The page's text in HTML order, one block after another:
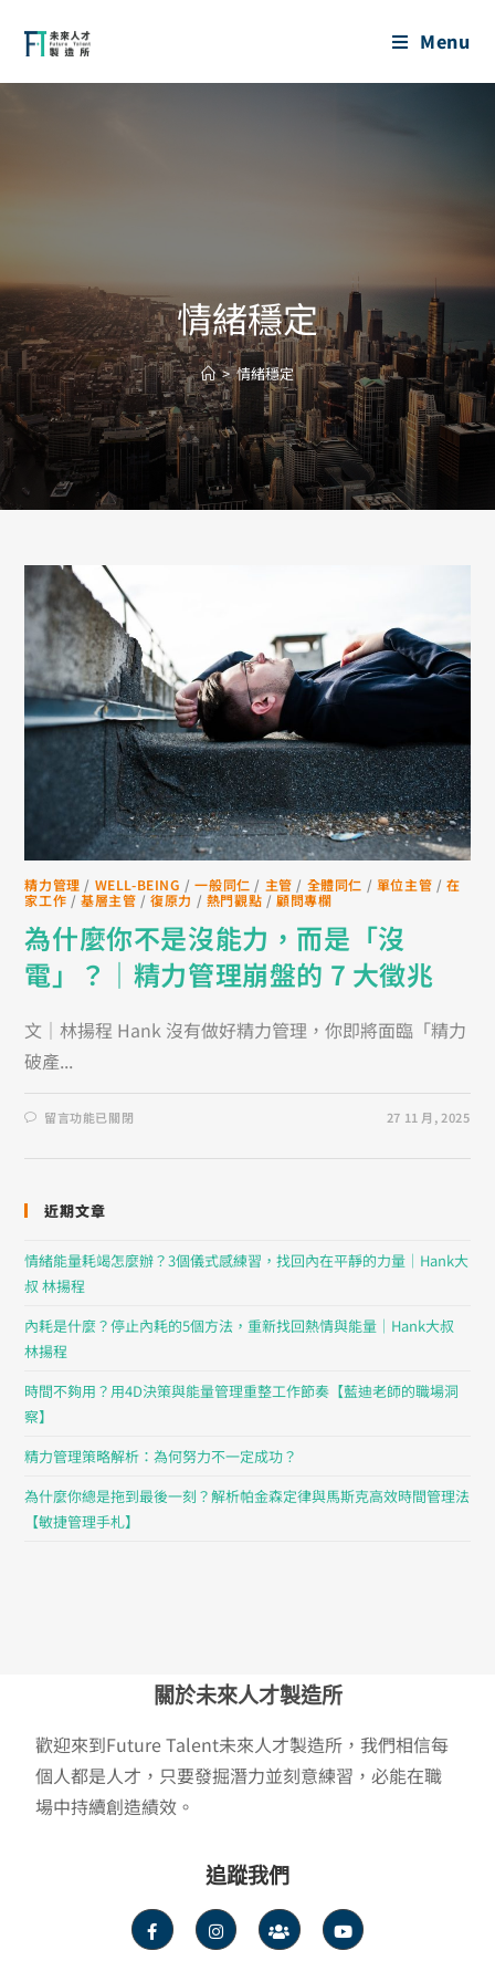
Menu
情緒穩定
> 情緒穩定
精力管理 / WELL-BEING /一般同仁 / 主管 / 全體同仁 / 單位主管 /在
家工作 /基層主管 /復原力 / 熱門觀點 /顧問專欄
為什麼你不是沒能力，而是「沒
電」？｜精力管理崩盤的 7 大徵兆
文｜林揚程 Hank 沒有做好精力管理，你即將面臨「精力
破產...
留言功能已關閉 27 11 月, 2025
近期文章
情緒能量耗竭怎麼辦？3個儀式感練習，找回內在平靜的力量｜Hank大
叔 林揚程
內耗是什麼？停止內耗的5個方法，重新找回熱情與能量｜Hank大叔
林揚程
時間不夠用？用4D決策與能量管理重整工作節奏【藍迪老師的職場洞
察】
精力管理策略解析：為何努力不一定成功？
為什麼你總是拖到最後一刻？解析帕金森定律與馬斯克高效時間管理法
【敏捷管理手札】
關於未來人才製造所
歡迎來到Future Talent未來人才製造所，我們相信每
個人都是人才，只要發掘潛力並刻意練習，必能在職
場中持續創造績效。
追蹤我們